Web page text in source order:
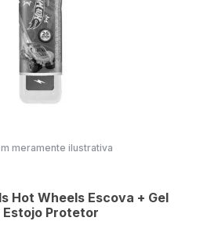
meramente ilustrativa
Hot Wheels Escova + Gel
Estojo Protetor